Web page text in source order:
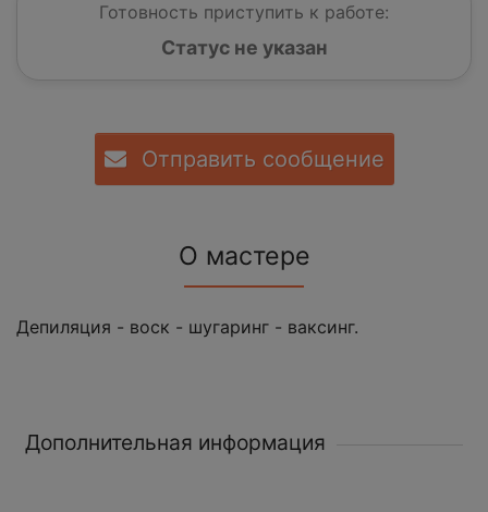
Готовность приступить к работе:
Статус не указан
Отправить сообщение
О мастере
Депиляция - воск - шугаринг - ваксинг.
Дополнительная информация